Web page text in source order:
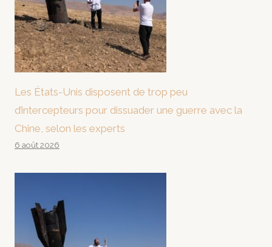
Les États-Unis disposent de trop peu
d’intercepteurs pour dissuader une guerre avec la
Chine, selon les experts
6 août 2026